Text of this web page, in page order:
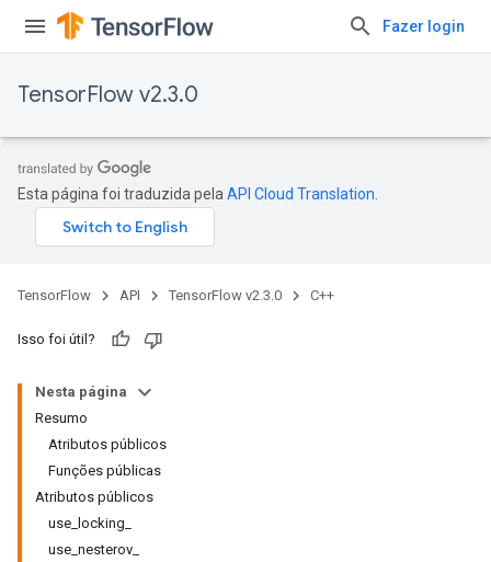
Fazer login
TensorFlow v2.3.0
Esta página foi traduzida pela API Cloud Translation
TensorFlow API TensorFlow v2.3.0 C++
Isso foi útil?
Nesta página
Resumo
Atributos públicos
Funções públicas
Atributos públicos
use_locking_
use_nesterov_